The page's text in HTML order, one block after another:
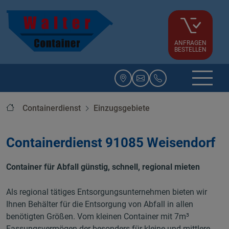
ANFRAGEN
BESTELLEN
StartseiteContainerdienst Einzugsgebiete
Containerdienst 91085 Weisendorf
Container für Abfall günstig, schnell, regional mieten
Als regional tätiges Entsorgungsunternehmen bieten wir
Ihnen Behälter für die Entsorgung von Abfall in allen
benötigten Größen. Vom kleinen Container mit 7m³